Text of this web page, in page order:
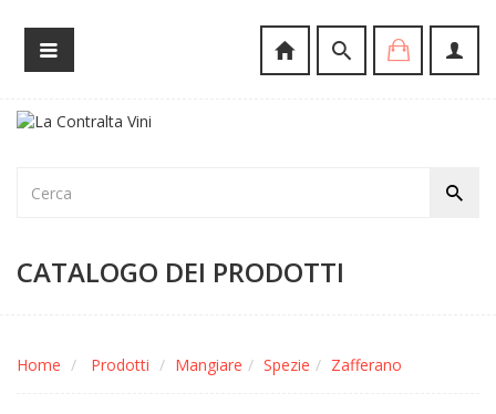
CATALOGO DEI PRODOTTI
Home Prodotti Mangiare Spezie Zafferano